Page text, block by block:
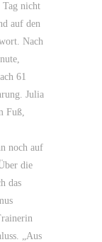
Tag nicht
auf den
Nach
61
Julia
Fuß,
noch auf
die
das
„Aus